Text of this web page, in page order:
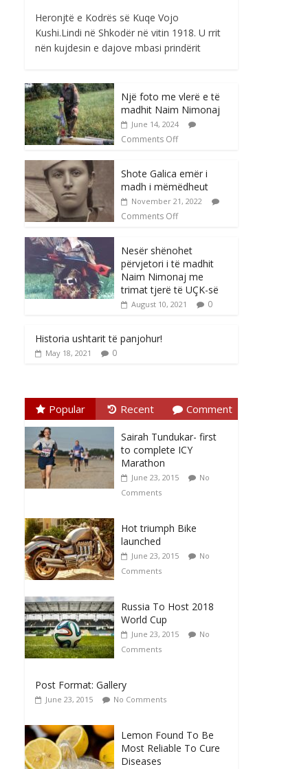
Heronjtë e Kodrës së Kuqe Vojo
Kushi.Lindi në Shkodër në vitin 1918. U rrit
nën kujdesin e dajove mbasi prindërit
Një foto me vlerë e të
madhit Naim Nimonaj
June 14, 2024
Comments Off
Shote Galica emër i
madh i mëmëdheut
November 21, 2022
Comments Off
Nesër shënohet
përvjetori i të madhit
Naim Nimonaj me
trimat tjerë të UÇK-së
August 10, 2021 0
Historia ushtarit të panjohur!
May 18, 2021 0
Popular Recent Comment
Sairah Tundukar- first
to complete ICY
Marathon
June 23, 2015
No
Comments
Hot triumph Bike
launched
June 23, 2015
No
Comments
Russia To Host 2018
World Cup
June 23, 2015
No
Comments
Post Format: Gallery
June 23, 2015 No Comments
Lemon Found To Be
Most Reliable To Cure
Diseases